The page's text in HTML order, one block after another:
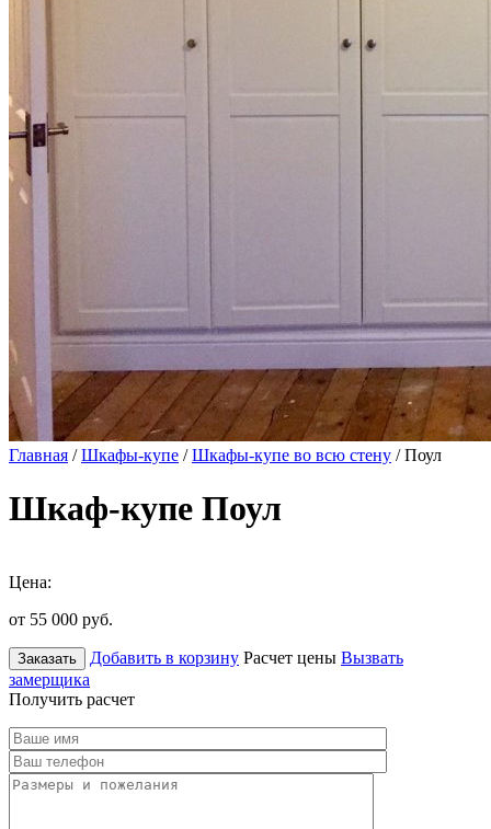
Главная /Шкафы-купе /Шкафы-купе во всю стену / Поул
Шкаф-купе Поул
Цена:
от 55 000 руб.
Заказать Добавить в корзину Расчет цены Вызвать
замерщика
Получить расчет